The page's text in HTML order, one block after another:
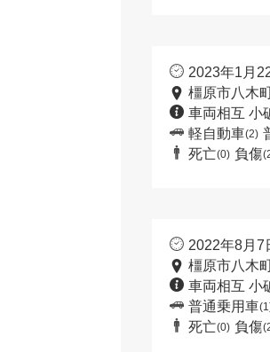
2023年1月
橿原市八木
車両相互 小
軽自動車(2)
死亡(0) 負傷
2022年8月7
橿原市八木
車両相互 小
普通乗用車
死亡(0) 負傷